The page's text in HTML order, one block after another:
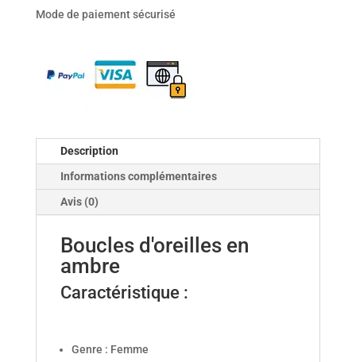
en
Mode de paiement sécurisé
Description
Informations complémentaires
Avis (0)
Boucles d'oreilles en
ambre
Caractéristique :
Genre : Femme